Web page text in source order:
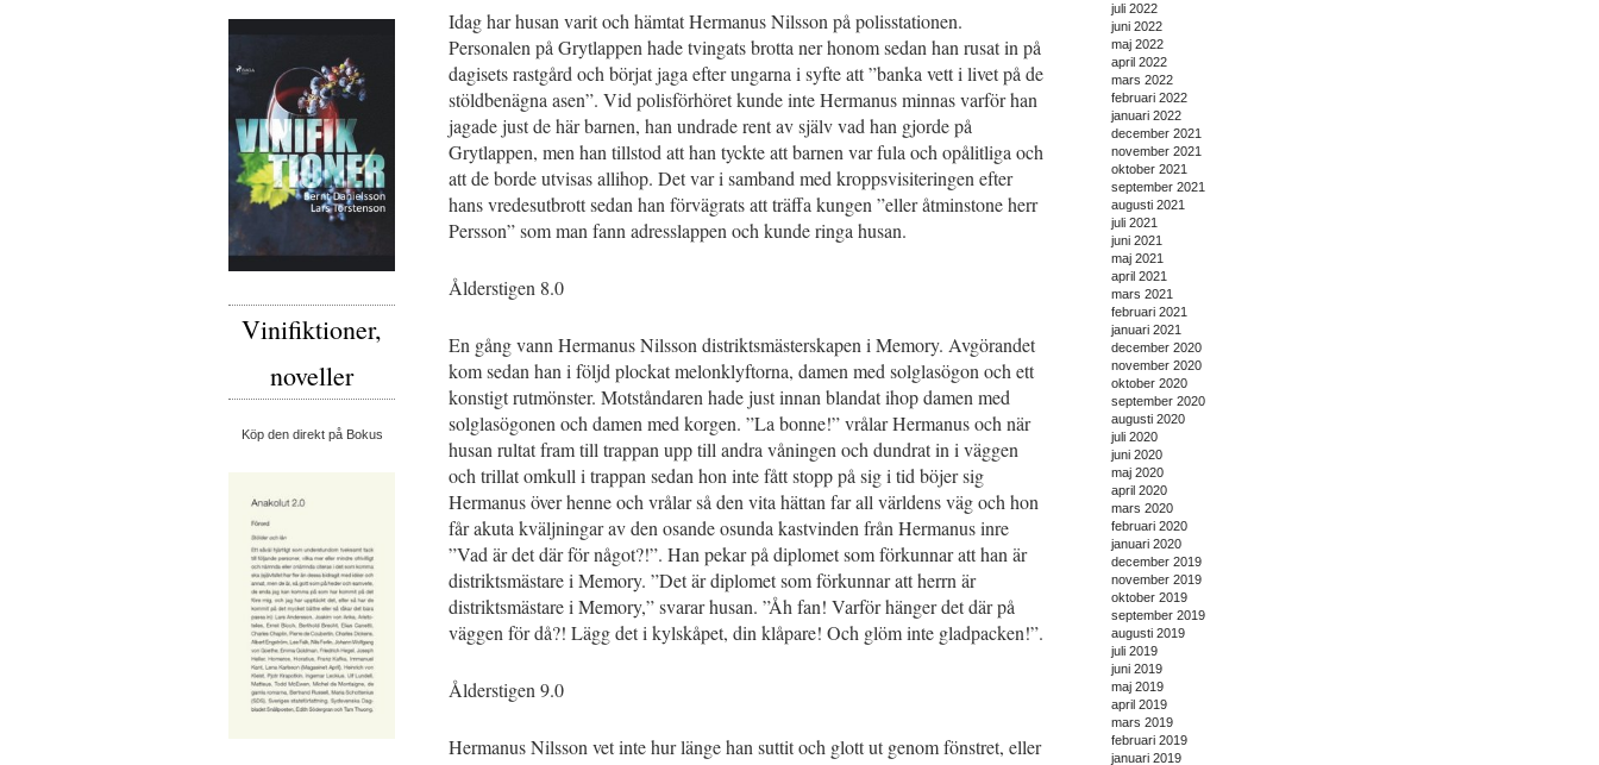
Idag har husan varit och hämtat Hermanus Nilsson på polisstationen.
Personalen på Grytlappen hade tvingats brotta ner honom sedan han rusat in på
dagisets rastgård och börjat jaga efter ungarna i syfte att ”banka vett i livet på de
stöldbenägna asen”. Vid polisförhöret kunde inte Hermanus minnas varför han
jagade just de här barnen, han undrade rent av själv vad han gjorde på
Grytlappen, men han tillstod att han tyckte att barnen var fula och opålitliga och
att de borde utvisas allihop. Det var i samband med kroppsvisiteringen efter
hans vredesutbrott sedan han förvägrats att träffa kungen ”eller åtminstone herr
Persson” som man fann adresslappen och kunde ringa husan.
Ålderstigen 8.0
En gång vann Hermanus Nilsson distriktsmästerskapen i Memory. Avgörandet
kom sedan han i följd plockat melonklyftorna, damen med solglasögon och ett
konstigt rutmönster. Motståndaren hade just innan blandat ihop damen med
solglasögonen och damen med korgen. ”La bonne!” vrålar Hermanus och när
husan rultat fram till trappan upp till andra våningen och dundrat in i väggen
och trillat omkull i trappan sedan hon inte fått stopp på sig i tid böjer sig
Hermanus över henne och vrålar så den vita hättan far all världens väg och hon
får akuta kväljningar av den osande osunda kastvinden från Hermanus inre
”Vad är det där för något?!”. Han pekar på diplomet som förkunnar att han är
distriktsmästare i Memory. ”Det är diplomet som förkunnar att herrn är
distriktsmästare i Memory,” svarar husan. ”Åh fan! Varför hänger det där på
väggen för då?! Lägg det i kylskåpet, din klåpare! Och glöm inte gladpacken!”.
Ålderstigen 9.0
Hermanus Nilsson vet inte hur länge han suttit och glott ut genom fönstret, eller
juli 2022
juni 2022
maj 2022
april 2022
mars 2022
februari 2022
januari 2022
december 2021
november 2021
oktober 2021
september 2021
augusti 2021
juli 2021
juni 2021
maj 2021
april 2021
mars 2021
februari 2021
januari 2021
december 2020
november 2020
oktober 2020
september 2020
augusti 2020
juli 2020
juni 2020
maj 2020
april 2020
mars 2020
februari 2020
januari 2020
december 2019
november 2019
oktober 2019
september 2019
augusti 2019
juli 2019
juni 2019
maj 2019
april 2019
mars 2019
februari 2019
januari 2019
Vinifiktioner,
noveller
Köp den direkt på Bokus